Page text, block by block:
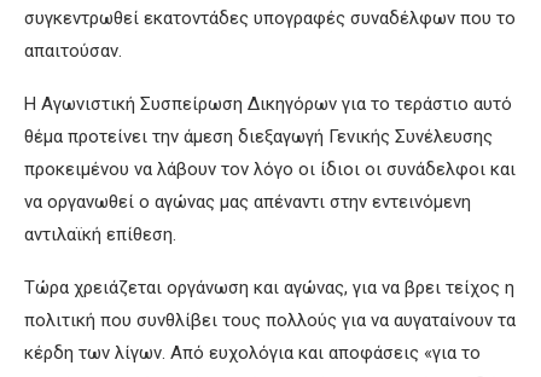
συγκεντρωθεί εκατοντάδες υπογραφές συναδέλφων που το
απαιτούσαν.
Η Αγωνιστική Συσπείρωση Δικηγόρων για το τεράστιο αυτό
θέμα προτείνει την άμεση διεξαγωγή Γενικής Συνέλευσης
προκειμένου να λάβουν τον λόγο οι ίδιοι οι συνάδελφοι και
να οργανωθεί ο αγώνας μας απέναντι στην εντεινόμενη
αντιλαϊκή επίθεση.
Τώρα χρειάζεται οργάνωση και αγώνας, για να βρει τείχος η
πολιτική που συνθλίβει τους πολλούς για να αυγαταίνουν τα
κέρδη των λίγων. Από ευχολόγια και αποφάσεις «για το